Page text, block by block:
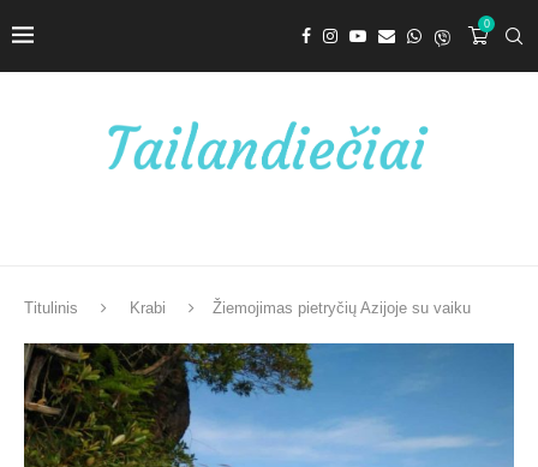
0
Titulinis Krabi Žiemojimas pietryčių Azijoje su vaiku